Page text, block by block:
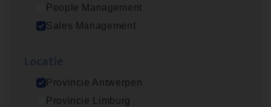
People Management
Sales Management
Provincie Antwerpen
Provincie Limburg
Test Ana­lyst